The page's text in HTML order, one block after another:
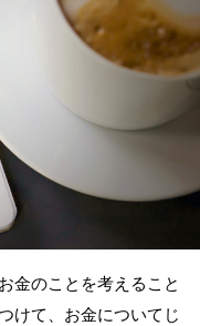
金のことを考えること
けて、お金についてじ